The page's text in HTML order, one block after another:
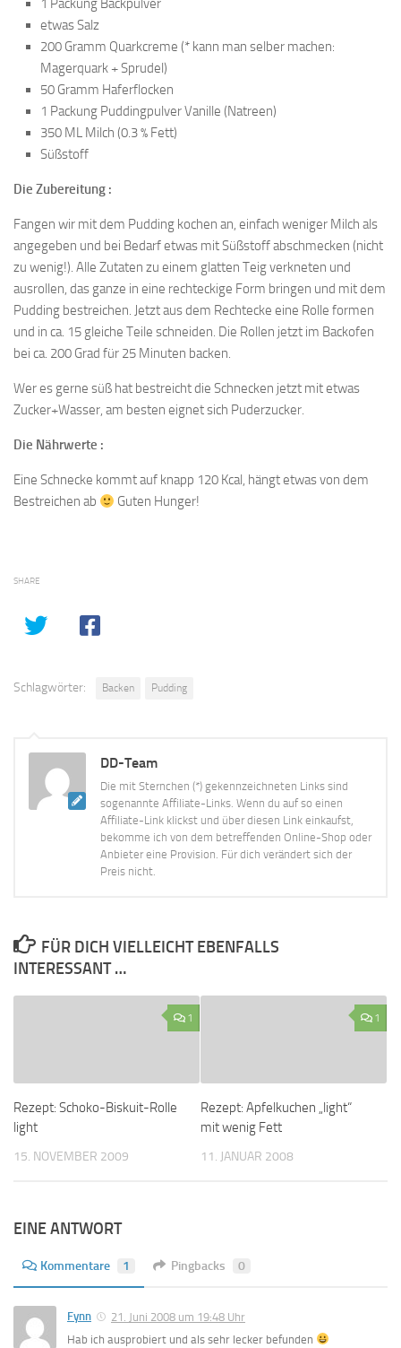
1 Packung Backpulver
etwas Salz
200 Gramm Quarkcreme (* kann man selber machen:
Magerquark + Sprudel)
50 Gramm Haferflocken
1 Packung Puddingpulver Vanille (Natreen)
350 ML Milch (0.3 % Fett)
Süßstoff
Die Zubereitung :
Fangen wir mit dem Pudding kochen an, einfach weniger Milch als
angegeben und bei Bedarf etwas mit Süßstoff abschmecken (nicht
zu wenig!). Alle Zutaten zu einem glatten Teig verkneten und
ausrollen, das ganze in eine rechteckige Form bringen und mit dem
Pudding bestreichen. Jetzt aus dem Rechtecke eine Rolle formen
und in ca. 15 gleiche Teile schneiden. Die Rollen jetzt im Backofen
bei ca. 200 Grad für 25 Minuten backen.
Wer es gerne süß hat bestreicht die Schnecken jetzt mit etwas
Zucker+Wasser, am besten eignet sich Puderzucker.
Die Nährwerte :
Eine Schnecke kommt auf knapp 120 Kcal, hängt etwas von dem
Bestreichen ab
Guten Hunger!
SHARE
Schlagwörter: Backen Pudding
DD-Team
Die mit Sternchen (*) gekennzeichneten Links sind
sogenannte Affiliate-Links. Wenn du auf so einen
Affiliate-Link klickst und über diesen Link einkaufst,
bekomme ich von dem betreffenden Online-Shop oder
Anbieter eine Provision. Für dich verändert sich der
Preis nicht.
FÜR DICH VIELLEICHT EBENFALLS
INTERESSANT …
1
Rezept: Schoko-Biskuit-Rolle
light
15. NOVEMBER 2009
1
Rezept: Apfelkuchen „light“
mit wenig Fett
11. JANUAR 2008
EINE ANTWORT
Kommentare 1 Pingbacks 0
Fynn
21. Juni 2008 um 19:48 Uhr
Hab ich ausprobiert und als sehr lecker befunden